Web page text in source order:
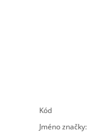
Kód
Jméno značky: